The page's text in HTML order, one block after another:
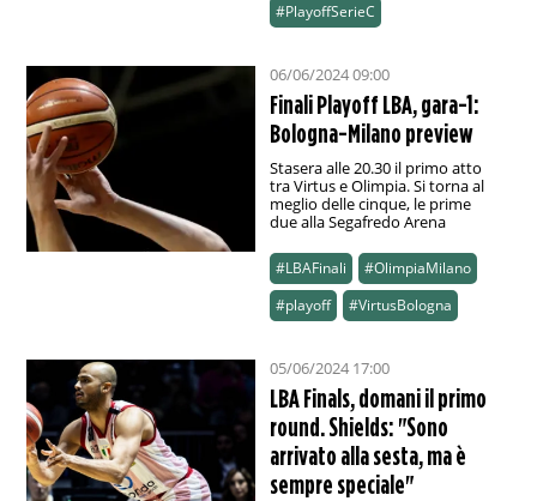
#PlayoffSerieC
06/06/2024 09:00
Finali Playoff LBA, gara-1:
Bologna-Milano preview
Stasera alle 20.30 il primo atto
tra Virtus e Olimpia. Si torna al
meglio delle cinque, le prime
due alla Segafredo Arena
#LBAFinali
#OlimpiaMilano
#playoff
#VirtusBologna
05/06/2024 17:00
LBA Finals, domani il primo
round. Shields: "Sono
arrivato alla sesta, ma è
sempre speciale"